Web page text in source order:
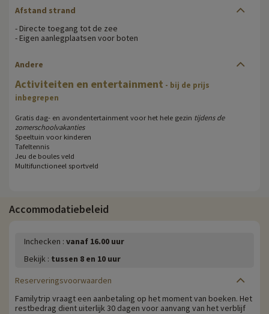
Afstand strand
- Directe toegang tot de zee
- Eigen aanlegplaatsen voor boten
Andere
Activiteiten en entertainment - bij de prijs
inbegrepen
Gratis dag- en avondentertainment voor het hele gezin tijdens de
zomerschoolvakanties
Speeltuin voor kinderen
Tafeltennis
Jeu de boules veld
Multifunctioneel sportveld
Accommodatiebeleid
Inchecken : vanaf 16.00 uur
Bekijk : tussen 8 en 10 uur
Reserveringsvoorwaarden
Familytrip vraagt een aanbetaling op het moment van boeken. Het
restbedrag dient uiterlijk 30 dagen voor aanvang van het verblijf